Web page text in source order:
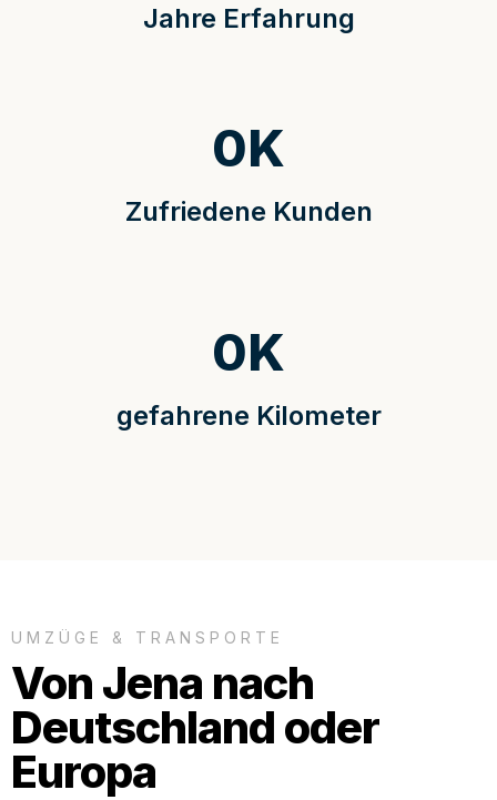
Jahre Erfahrung
Zufriedene Kunden
0K
gefahrene Kilometer
0K
UMZÜGE & TRANSPORTE
Von Jena nach
Deutschland oder
Europa